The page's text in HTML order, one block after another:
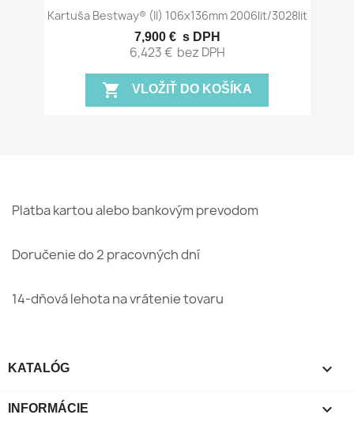
Kartuša Bestway® (II) 106x136mm 2006lit/3028lit
7,900 € s DPH
6,423 € bez DPH
shopping_cart VLOŽIŤ DO KOŠÍKA
Platba kartou alebo bankovým prevodom
Doručenie do 2 pracovných dní
14-dňová lehota na vrátenie tovaru
KATALÓG 
INFORMÁCIE 